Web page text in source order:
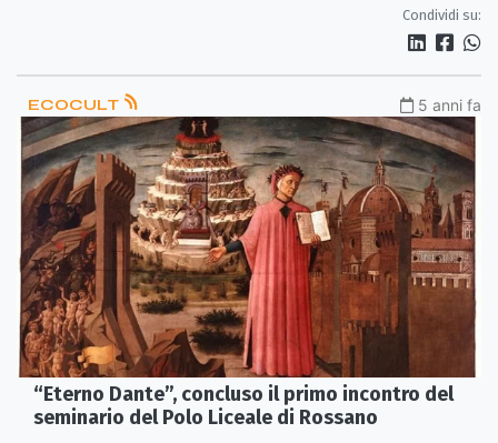
Condividi su:
ECOCULT 5 anni fa
“Eterno Dante”, concluso il primo incontro del
seminario del Polo Liceale di Rossano